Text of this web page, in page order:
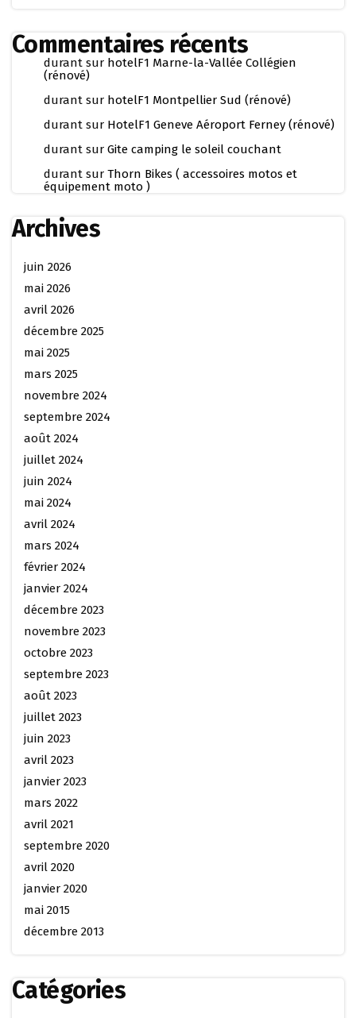
Commentaires récents
durant sur hotelF1 Marne-la-Vallée Collégien
(rénové)
durant sur hotelF1 Montpellier Sud (rénové)
durant sur HotelF1 Geneve Aéroport Ferney (rénové)
durant sur Gite camping le soleil couchant
durant sur Thorn Bikes ( accessoires motos et
équipement moto )
Archives
juin 2026
mai 2026
avril 2026
décembre 2025
mai 2025
mars 2025
novembre 2024
septembre 2024
août 2024
juillet 2024
juin 2024
mai 2024
avril 2024
mars 2024
février 2024
janvier 2024
décembre 2023
novembre 2023
octobre 2023
septembre 2023
août 2023
juillet 2023
juin 2023
avril 2023
janvier 2023
mars 2022
avril 2021
septembre 2020
avril 2020
janvier 2020
mai 2015
décembre 2013
Catégories